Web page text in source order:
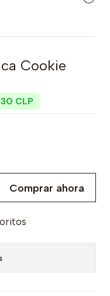
Cookie
CLP
Comprar ahora